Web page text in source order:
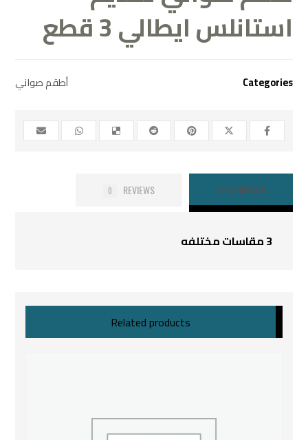
استانلس ايطالي 3 قطع
Categories أطقم صواني
DESCRIPTION
REVIEWS
0
3 مقاسات مختلفه
Related products